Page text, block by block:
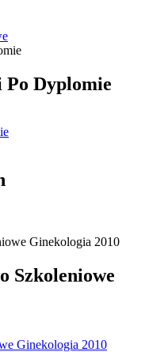
Dyplomie
Szkoleniowe
Ginekologia 2010